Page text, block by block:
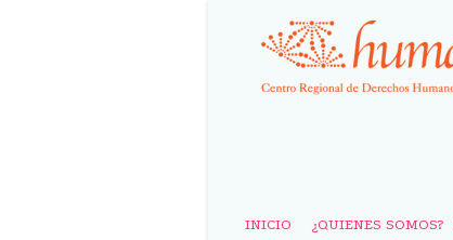
INICIO ¿QUIENES SOMOS?